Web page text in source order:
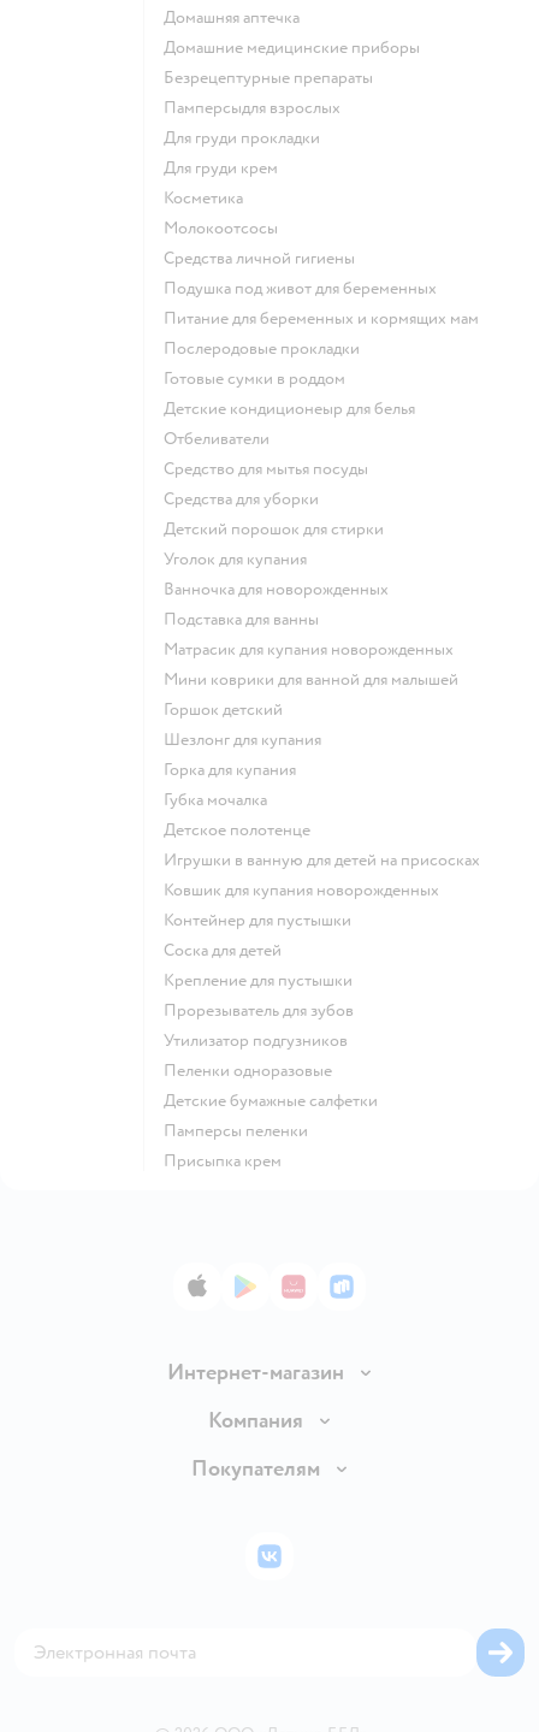
домашняя аптечка
домашние медицинские приборы
безрецептурные препараты
памперсыдля взрослых
для груди прокладки
для груди крем
косметика
Молокоотсосы
средства личной гигиены
подушка под живот для беременных
питание для беременных и кормящих мам
послеродовые прокладки
готовые сумки в роддом
детские кондиционеыр для белья
отбеливатели
средство для мытья посуды
средства для уборки
детский порошок для стирки
уголок для купания
ванночка для новорожденных
подставка для ванны
матрасик для купания новорожденных
мини коврики для ванной для малышей
горшок детский
шезлонг для купания
горка для купания
губка мочалка
детское полотенце
игрушки в ванную для детей на присосках
ковшик для купания новорожденных
контейнер для пустышки
соска для детей
крепление для пустышки
прорезыватель для зубов
утилизатор подгузников
пеленки одноразовые
детские бумажные салфетки
памперсы пеленки
присыпка крем
App StoreGoogle Play
AppGallery
RuStore
Интернет-магазин
Доставка и оплата
Правила продажи
Политика использования файлов cookie
Компания
Вакансии
Покупателям
Бонусные карты
ВКонтакте